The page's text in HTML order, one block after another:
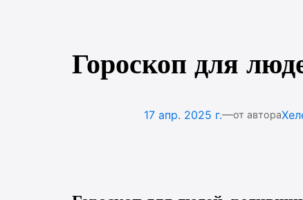
Гороскоп для
17 апр. 2025 г.—от автора